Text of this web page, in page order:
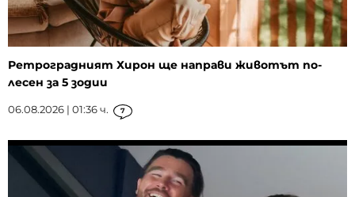
Ретроградният Хирон ще направи животът по-
лесен за 5 зодии
06.08.2026 | 01:36 ч. 7